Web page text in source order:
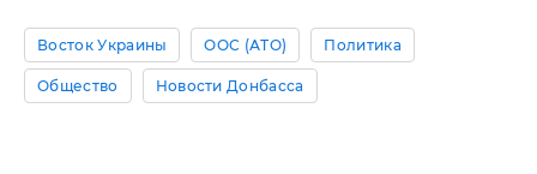
Восток Украины ООС (АТО) Политика
Общество Новости Донбасса